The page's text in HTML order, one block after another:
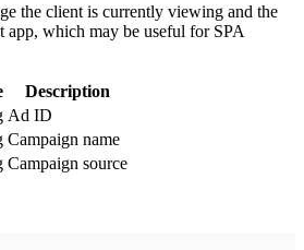
the client is currently viewing and the
app, which may be useful for SPA
Description
Ad ID
Campaign name
Campaign source